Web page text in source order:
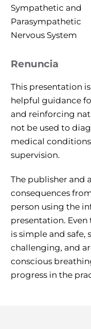
Sympathetic and
Parasympathetic
Nervous System
Renuncia
This presentation
helpfulguidance
and reinforcing
not be used to
medical conditions
supervision.
The publisher and
consequences
person using the
presentation.
is simple and safe,
challenging, and
conscious
progress in the